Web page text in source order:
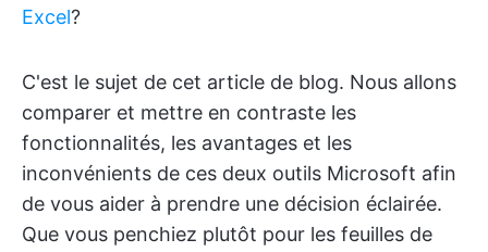
Excel?
C'est le sujet de cet article de blog. Nous allons
comparer et mettre en contraste les
fonctionnalités, les avantages et les
inconvénients de ces deux outils Microsoft afin
de vous aider à prendre une décision éclairée.
Que vous penchiez plutôt pour les feuilles de